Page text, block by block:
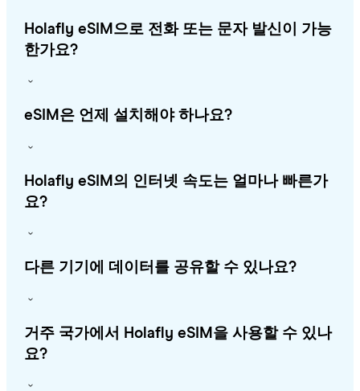
Holafly eSIM으로 전화 또는 문자 발신이 가능
한가요?
eSIM은 언제 설치해야 하나요?
Holafly eSIM의 인터넷 속도는 얼마나 빠른가
요?
다른 기기에 데이터를 공유할 수 있나요?
거주 국가에서 Holafly eSIM을 사용할 수 있나
요?